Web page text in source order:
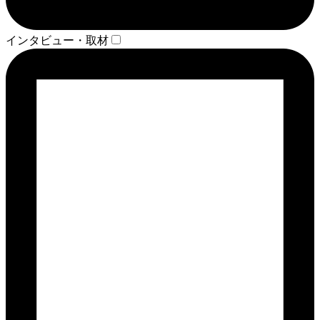
インタビュー・取材